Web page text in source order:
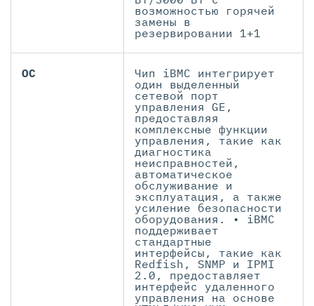
возможностью горячей
замены в
резервировании 1+1
ОС
Чип iBMC интегрирует
один выделенный
сетевой порт
управления GE,
предоставляя
комплексные функции
управления, такие как
диагностика
неисправностей,
автоматическое
обслуживание и
эксплуатация, а также
усиление безопасности
оборудования. • iBMC
поддерживает
стандартные
интерфейсы, такие как
Redfish, SNMP и IPMI
2.0, предоставляет
интерфейс удаленного
управления на основе